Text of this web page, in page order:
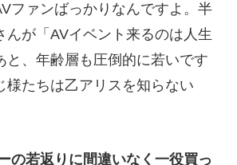
ファンばっかりなんですよ。半
んが「AVイベント来るのは人生
と、年齢層も圧倒的に若いです
様たちは乙アリスを知らない
若返りに間違いなく一役買っ